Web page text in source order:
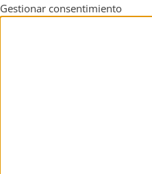
Gestionar consentimiento